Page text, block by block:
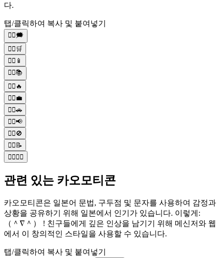
다.
탭/클릭하여 복사 및 붙여넣기
🙎‍♀️🗯️
🙎‍♀️🛒
🙎‍♀️📱
🙎‍♀️📚
🙎‍♀️🔥
🙎‍♀️💼
🙎‍♀️🚗
🙎‍♀️📢
🙎‍♀️🚫
🙎‍♀️📝
🙎‍♀️💁‍♀️
관련 있는 카오모티콘
카오모티콘은 일본어 문법, 구두점 및 문자를 사용하여 감정과
상황을 공유하기 위해 일본에서 인기가 있습니다. 이렇게:
（＾∇＾） ! 친구들에게 깊은 인상을 남기기 위해 메신저와 웹
에서 이 창의적인 스타일을 사용할 수 있습니다.
탭/클릭하여 복사 및 붙여넣기